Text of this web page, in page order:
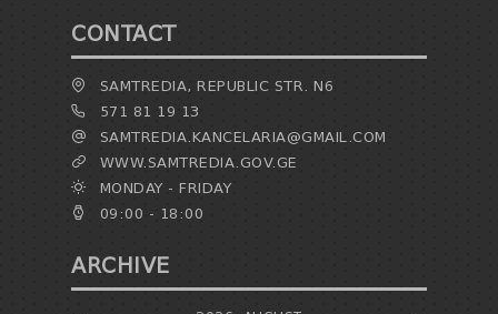
CONTACT
SAMTREDIA, REPUBLIC STR. N6
571 81 19 13
SAMTREDIA.KANCELARIA@GMAIL.COM
WWW.SAMTREDIA.GOV.GE
MONDAY - FRIDAY
09:00 - 18:00
ARCHIVE